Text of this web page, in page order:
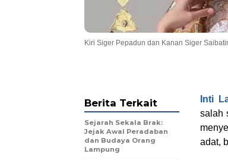
Kiri Siger Pepadun dan Kanan Siger
Inti
salah
adat,
Berita Terkait
Sejarah Sekala Brak:
Jejak Awal Peradaban
dan Budaya Orang
Lampung